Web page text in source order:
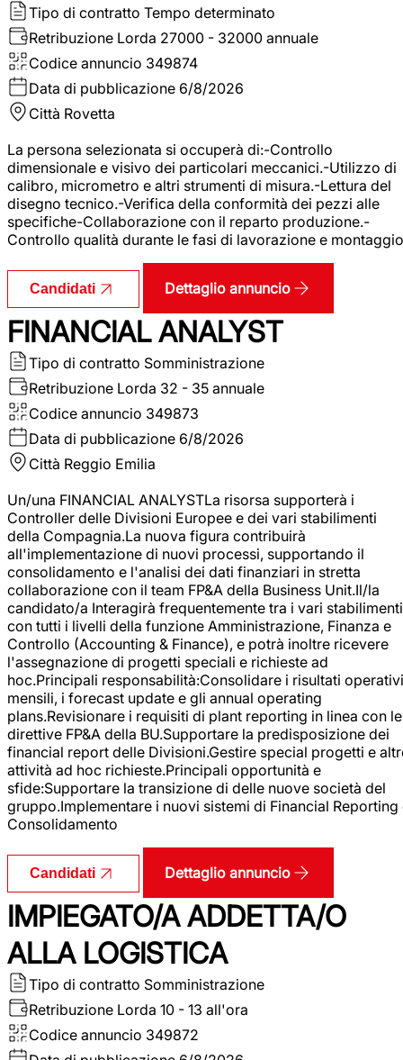
Tipo di contratto Tempo determinato
Retribuzione Lorda 27000 - 32000 annuale
Codice annuncio 349874
Data di pubblicazione 6/8/2026
Città Rovetta
La persona selezionata si occuperà di:-Controllo
dimensionale e visivo dei particolari meccanici.-Utilizzo di
calibro, micrometro e altri strumenti di misura.-Lettura del
disegno tecnico.-Verifica della conformità dei pezzi alle
specifiche-Collaborazione con il reparto produzione.-
Controllo qualità durante le fasi di lavorazione e
Candidati Dettaglio annuncio
FINANCIAL ANALYST
Tipo di contratto Somministrazione
Retribuzione Lorda 32 - 35 annuale
Codice annuncio 349873
Data di pubblicazione 6/8/2026
Città Reggio Emilia
Un/una FINANCIAL ANALYSTLa risorsa supporterà i
Controller delle Divisioni Europee e dei vari stabilimenti
della Compagnia.La nuova figura contribuirà
all'implementazione di nuovi processi, supportando il
consolidamento e l'analisi dei dati finanziari in stretta
collaborazione con il team FP&A della Business Unit.Il/la
candidato/a Interagirà frequentemente tra i vari stabilimenti
con tutti i livelli della funzione Amministrazione, Finanza e
Controllo (Accounting & Finance), e potrà inoltre ricevere
l'assegnazione di progetti speciali e richieste ad
hoc.Principali responsabilità:Consolidare i risultati operativi
mensili, i forecast update e gli annual operating
plans.Revisionare i requisiti di plant reporting in linea con le
direttive FP&A della BU.Supportare la predisposizione dei
financial report delle Divisioni.Gestire special progetti e
attività ad hoc richieste.Principali opportunità e
sfide:Supportare la transizione di delle nuove società del
gruppo.Implementare i nuovi sistemi di Financial Reporting
Consolidamento
Candidati Dettaglio annuncio
IMPIEGATO/A ADDETTA/O
ALLA LOGISTICA
Tipo di contratto Somministrazione
Retribuzione Lorda 10 - 13 all'ora
Codice annuncio 349872